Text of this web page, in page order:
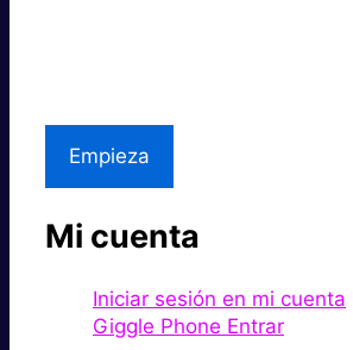
Empieza
Mi cuenta
Iniciar sesión en mi cuenta
Giggle Phone Entrar